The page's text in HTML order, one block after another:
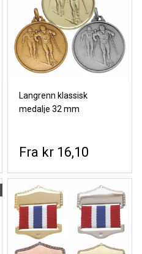
Langrenn klassisk
medalje 32 mm
kr 16,10